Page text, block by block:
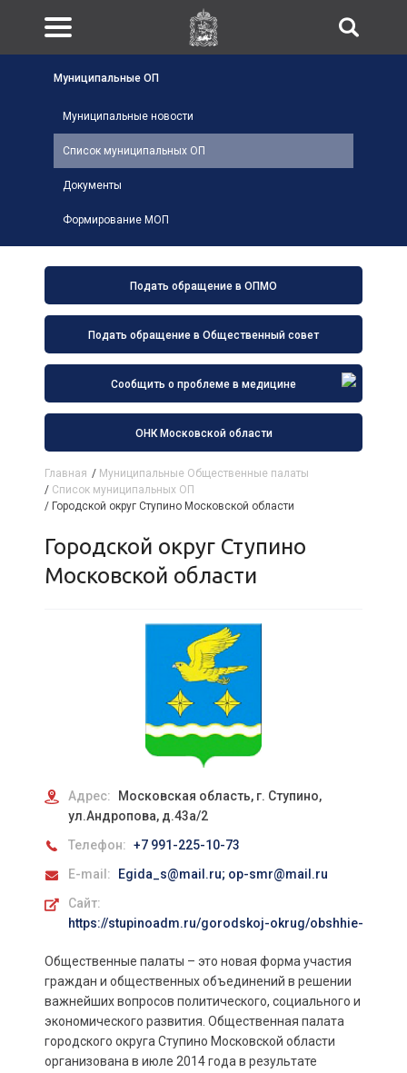
Подать обращение в ОПМО
Подать обращение в Общественный совет
Сообщить о проблеме в медицине
ОНК Московской области
Муниципальные ОП
Муниципальные новости
Список муниципальных ОП
Документы
Формирование МОП
Главная / Муниципальные Общественные палаты
/ Список муниципальных ОП
/ Городской округ Ступино Московской области
Городской округ Ступино
Московской области
Адрес:
Московская область, г. Ступино,
ул.Андропова, д.43а/2
Телефон: +7 991-225-10-73
E-mail:
Egida_s@mail.ru; op-smr@mail.ru
Сайт:
https://stupinoadm.ru/gorodskoj-okrug/obshhie-
Общественные палаты – это новая форма участия
граждан и общественных объединений в решении
важнейших вопросов политического, социального и
экономического развития. Общественная палата
городского округа Ступино Московской области
организована в июле 2014 года в результате